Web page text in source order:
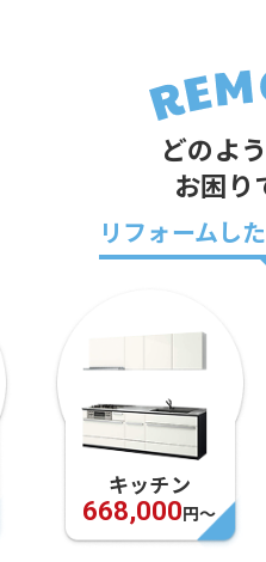
どのよ
お困り
リフォームし
キッチン
668,000円〜